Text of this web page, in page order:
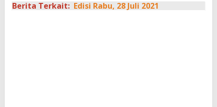
Berita Terkait: Edisi Rabu, 28 Juli 2021